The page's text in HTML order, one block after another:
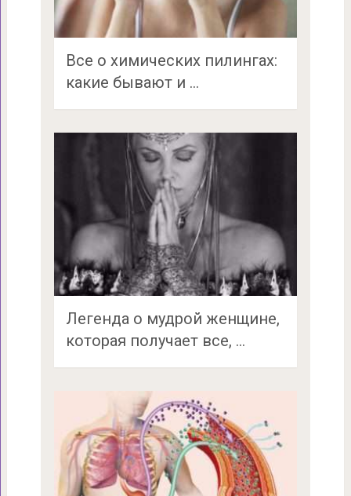
Все о химических пилингах:
какие бывают и …
Легенда о мудрой женщине,
которая получает все, …